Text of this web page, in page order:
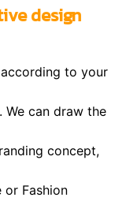
design
to your
can draw the
concept,
or Fashion